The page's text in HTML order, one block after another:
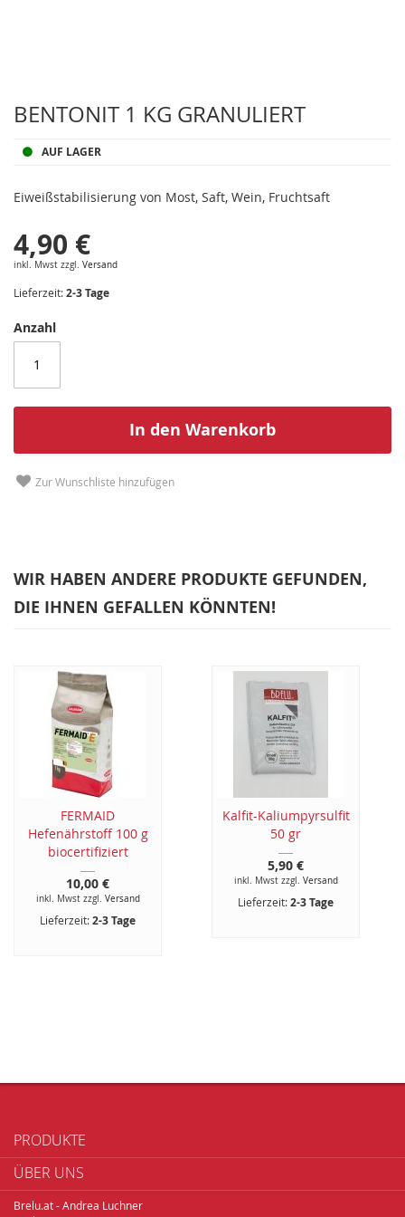
BENTONIT 1 KG GRANULIERT
AUF LAGER
Eiweißstabilisierung von Most, Saft, Wein, Fruchtsaft
4,90 €
inkl. Mwst zzgl. Versand
Lieferzeit:2-3 Tage
Anzahl
In den Warenkorb
Zur Wunschliste hinzufügen
Anfang
der
springen
WIR HABEN ANDERE PRODUKTE GEFUNDEN,
DIE IHNEN GEFALLEN KÖNNTEN!
FERMAID
Hefenährstoff 100 g
biocertifiziert
10,00 €
inkl. Mwst zzgl. Versand
Lieferzeit:2-3 Tage
Kalfit-Kaliumpyrsulfit
50 gr
5,90 €
inkl. Mwst zzgl. Versand
Lieferzeit:2-3 Tage
PRODUKTE
ÜBER UNS
Brelu.at - Andrea Luchner